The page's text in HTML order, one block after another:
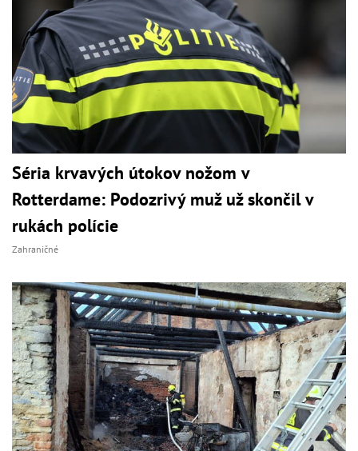
Séria krvavých útokov nožom v
Rotterdame: Podozrivý muž už skončil v
rukách polície
Zahraničné